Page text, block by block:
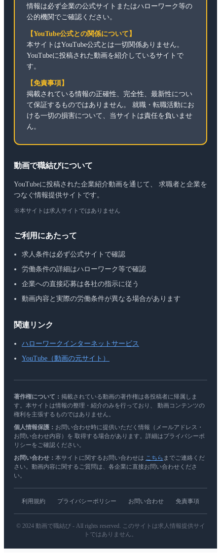
情報は必ず企業の公式サイトまたはハローワーク等の
公的機関でご確認ください。
【YouTube公式との関係について】
本サイトはYouTube公式とは一切関係ありません。
YouTubeに投稿された動画を紹介しているサイトで
す。
【免責事項】
掲載されている情報の正確性、完全性、最新性につい
て保証するものではありません。 就職・転職活動にお
ける一切の損害について、当サイトは責任を負いませ
ん。
動画で職結びについて
YouTubeに投稿された企業紹介動画を通じて、 求職者と企業を
つなぐ情報提供サイトです。
※本サイトは求人サイトではありません
ご利用にあたって
求人条件は必ず公式サイトで確認
労働条件の詳細はハローワーク等で確認
企業への直接応募は各社の指示に従う
動画内容と実際の労働条件が異なる場合があります
関連リンク
ハローワークインターネットサービス
YouTube（動画の元サイト）
著作権について： 掲載されている動画の著作権は各投稿者に帰属しま
す。本サイトは情報の整理・紹介のみを行っており、 動画コンテンツの
権利を主張するものではありません。
個人情報保護： お問い合わせ時に提供いただく情報（メールアドレス・
お問い合わせ内容）を 取得する場合があります。詳細はプライバシーポ
リシーをご確認ください。
お問い合わせ： 本サイトに関するお問い合わせは こちら までご連絡くだ
さい。動画内容に関するご質問は、各企業に直接お問い合わせくださ
い。
利用規約 プライバシーポリシー お問い合わせ 免責事項
© 2024 動画で職結び - All rights reserved. このサイトは求人情報提供サイ
トではありません。